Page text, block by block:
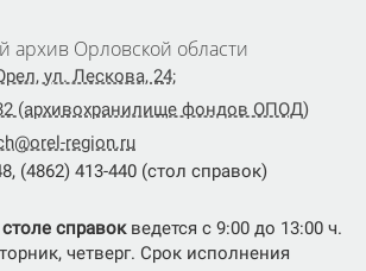
архив Орловской области
ул. Лескова, 24;
(архивохранилище фондов ОПОД)
region.ru
(4862) 413-440 (стол справок)
справокведется с 9:00 до 13:00 ч.
четверг. Срок исполнения